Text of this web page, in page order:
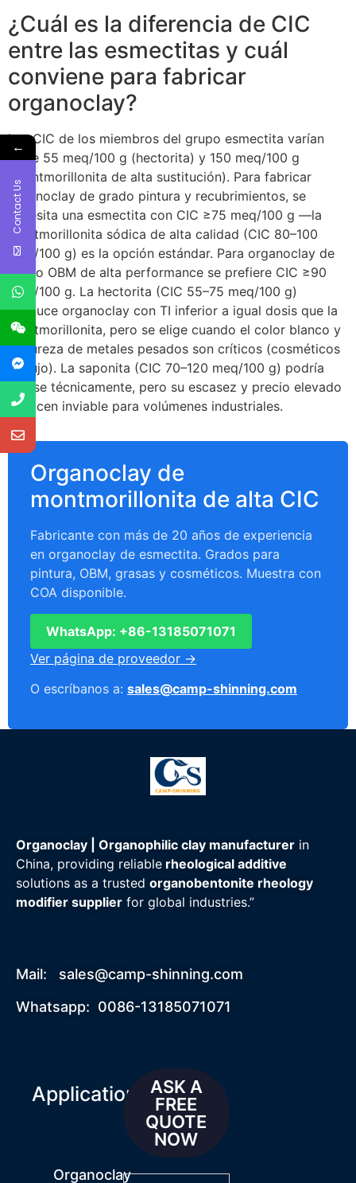
¿Cuál es la diferencia de CIC
entre las esmectitas y cuál
conviene para fabricar
organoclay?
Las CIC de los miembros del grupo esmectita varían
entre 55 meq/100 g (hectorita) y 150 meq/100 g
(montmorillonita de alta sustitución). Para fabricar
organoclay de grado pintura y recubrimientos, se
necesita una esmectita con CIC ≥75 meq/100 g —la
montmorillonita sódica de alta calidad (CIC 80–100
meq/100 g) es la opción estándar. Para organoclay de
grado OBM de alta performance se prefiere CIC ≥90
meq/100 g. La hectorita (CIC 55–75 meq/100 g)
produce organoclay con TI inferior a igual dosis que la
montmorillonita, pero se elige cuando el color blanco y
la pureza de metales pesados son críticos (cosméticos
de lujo). La saponita (CIC 70–120 meq/100 g) podría
usarse técnicamente, pero su escasez y precio elevado
la hacen inviable para volúmenes industriales.
Organoclay de
montmorillonita de alta CIC
Fabricante con más de 20 años de experiencia
en organoclay de esmectita. Grados para
pintura, OBM, grasas y cosméticos. Muestra con
COA disponible.
WhatsApp: +86-13185071071
Ver página de proveedor →
O escríbanos a: sales@camp-shinning.com
Organoclay | Organophilic clay manufacturer in
China, providing reliable rheological additive
solutions as a trusted organobentonite rheology
modifier supplier for global industries.”
Mail: sales@camp-shinning.com
Whatsapp: 0086-13185071071
Applications
Organoclay
ASK A
FREE
QUOTE
NOW
←
Contact Us